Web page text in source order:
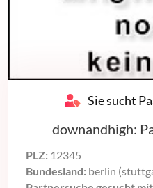
Sie sucht
downandhigh:
PLZ: 12345
Bundesland: berlin